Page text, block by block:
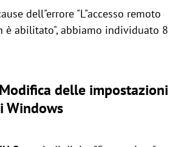
dell"errore "L"accesso remoto
è abilitato", abbiamo individuato 8
delle impostazioni
Windows